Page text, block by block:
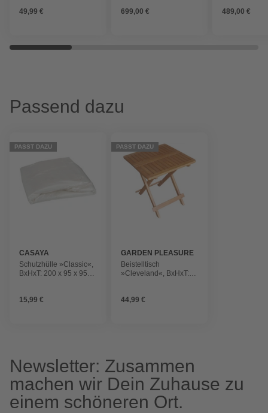
49,99 € 699,00 € 489,00 €
Passend dazu
PASST DAZU
CASAYA
Schutzhülle »Classic«,
BxHxT: 200 x 95 x 95
15,99 €
PASST DAZU
GARDEN PLEASURE
Beistelltisch
»Cleveland«, BxHxT:
44,99 €
Newsletter: Zusammen
machen wir Dein Zuhause zu
einem schöneren Ort.